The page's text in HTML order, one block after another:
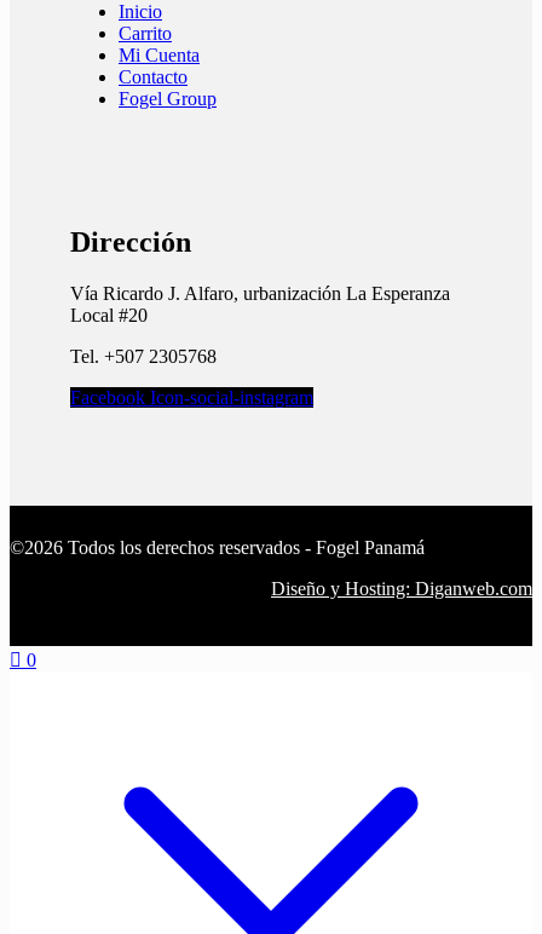
Inicio
Carrito
Mi Cuenta
Contacto
Fogel Group
Dirección
Vía Ricardo J. Alfaro, urbanización La Esperanza
Local #20
Tel. +507 2305768
Facebook Icon-social-instagram
©2026 Todos los derechos reservados - Fogel Panamá
Diseño y Hosting: Diganweb.com
0